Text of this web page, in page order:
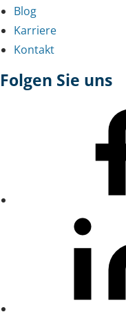
Blog
Karriere
Kontakt
Folgen Sie uns